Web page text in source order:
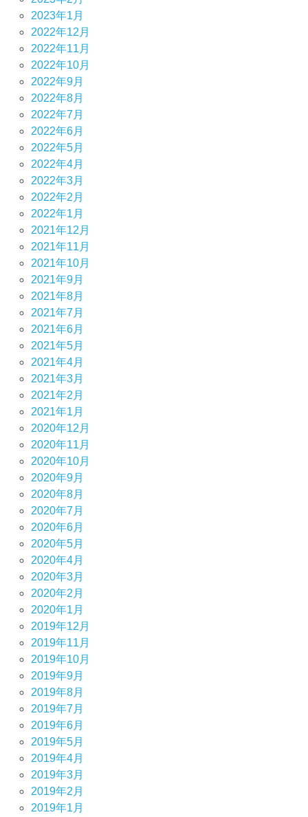
2023年1月
2022年12月
2022年11月
2022年10月
2022年9月
2022年8月
2022年7月
2022年6月
2022年5月
2022年4月
2022年3月
2022年2月
2022年1月
2021年12月
2021年11月
2021年10月
2021年9月
2021年8月
2021年7月
2021年6月
2021年5月
2021年4月
2021年3月
2021年2月
2021年1月
2020年12月
2020年11月
2020年10月
2020年9月
2020年8月
2020年7月
2020年6月
2020年5月
2020年4月
2020年3月
2020年2月
2020年1月
2019年12月
2019年11月
2019年10月
2019年9月
2019年8月
2019年7月
2019年6月
2019年5月
2019年4月
2019年3月
2019年2月
2019年1月